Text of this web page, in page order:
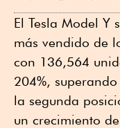
El Tesla Model
más vendido de
con 136,564
204%,
la segunda
un crecimiento